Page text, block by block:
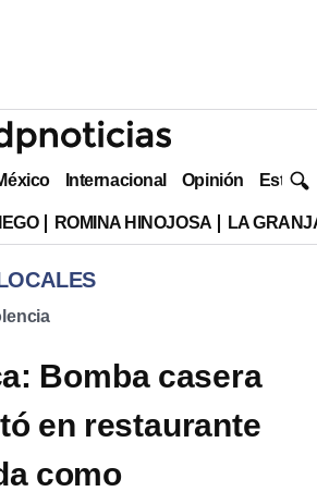
Internacional Opinión Estilo
ROMINA HINOJOSA LA
Bomba casera
en restaurante
como